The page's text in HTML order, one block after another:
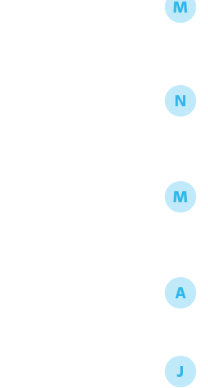
M
N
M
A
J